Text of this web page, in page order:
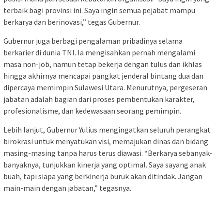
terbaik bagi provinsi ini. Saya ingin semua pejabat mampu
berkarya dan berinovasi,” tegas Gubernur.
Gubernur juga berbagi pengalaman pribadinya selama
berkarier di dunia TNI. Ia mengisahkan pernah mengalami
masa non-job, namun tetap bekerja dengan tulus dan ikhlas
hingga akhirnya mencapai pangkat jenderal bintang dua dan
dipercaya memimpin Sulawesi Utara. Menurutnya, pergeseran
jabatan adalah bagian dari proses pembentukan karakter,
profesionalisme, dan kedewasaan seorang pemimpin.
Lebih lanjut, Gubernur Yulius mengingatkan seluruh perangkat
birokrasi untuk menyatukan visi, memajukan dinas dan bidang
masing-masing tanpa harus terus diawasi. “Berkarya sebanyak-
banyaknya, tunjukkan kinerja yang optimal. Saya sayang anak
buah, tapi siapa yang berkinerja buruk akan ditindak. Jangan
main-main dengan jabatan,” tegasnya.